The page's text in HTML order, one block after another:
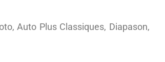
Auto Plus Classiques, Diapason,